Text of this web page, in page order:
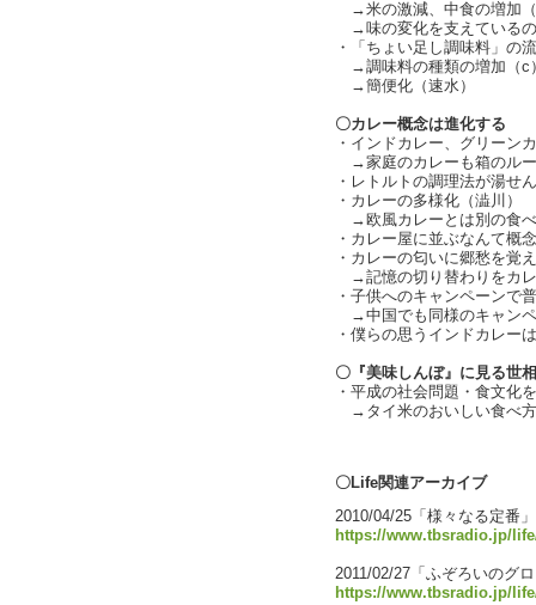
→米の激減、中食の増加
→味の変化を支えているの
・「ちょい足し調味料」の
→調味料の種類の増加（c
→簡便化（速水）
〇カレー概念は進化する
・インドカレー、グリーン
→家庭のカレーも箱のル
・レトルトの調理法が湯せ
・カレーの多様化（澁川）
→欧風カレーとは別の食
・カレー屋に並ぶなんて概
・カレーの匂いに郷愁を覚
→記憶の切り替わりをカ
・子供へのキャンペーンで
→中国でも同様のキャン
・僕らの思うインドカレー
〇『美味しんぼ』に見る世相
・平成の社会問題・食文化
→タイ米のおいしい食べ
〇Life関連アーカイブ
2010/04/25「様々なる定番」
https://www.tbsradio.jp/
2011/02/27「ふぞろいのグ
https://www.tbsradio.jp/